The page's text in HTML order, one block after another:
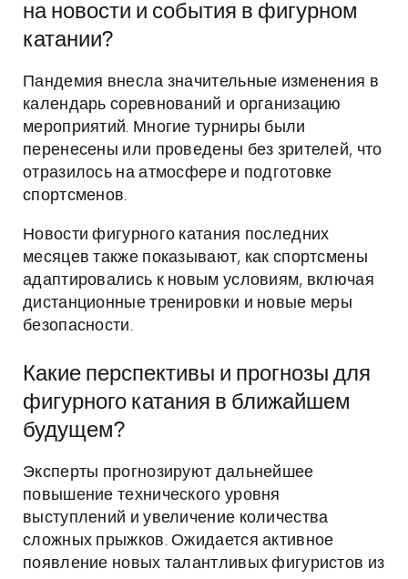
на новости и события в фигурном
катании?
Пандемия внесла значительные изменения в
календарь соревнований и организацию
мероприятий. Многие турниры были
перенесены или проведены без зрителей, что
отразилось на атмосфере и подготовке
спортсменов.
Новости фигурного катания последних
месяцев также показывают, как спортсмены
адаптировались к новым условиям, включая
дистанционные тренировки и новые меры
безопасности.
Какие перспективы и прогнозы для
фигурного катания в ближайшем
будущем?
Эксперты прогнозируют дальнейшее
повышение технического уровня
выступлений и увеличение количества
сложных прыжков. Ожидается активное
появление новых талантливых фигуристов из